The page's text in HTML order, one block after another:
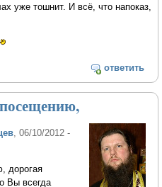
уже тошнит. И всё, что напоказ,
ответить
, 06/10/2012 -
дорогая
Вы всегда